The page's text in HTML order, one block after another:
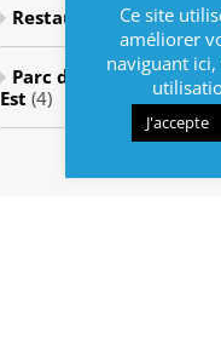
Restauration rapide
Parc d'activité
Est (4)
Ce site
améliorer
naviguant
J'accepte